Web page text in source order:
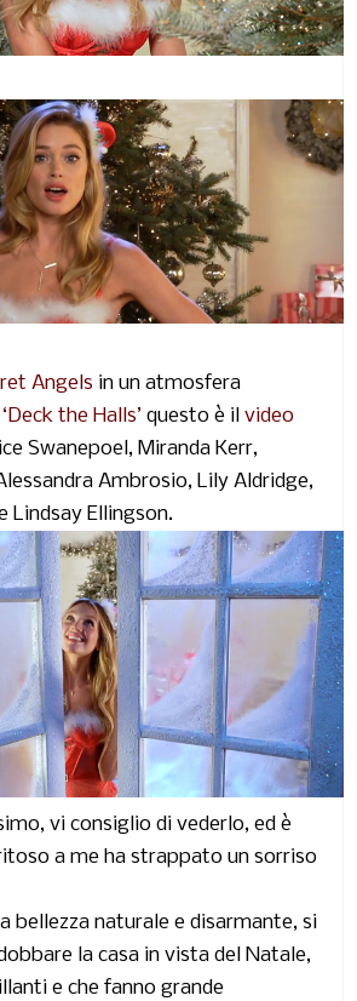
Angels in un atmosfera
‘Deck the Halls’questo è ilvideo
Swanepoel, Miranda Kerr,
Ambrosio, Lily Aldridge,
Lindsay Ellingson.
vi consiglio di vederlo, ed è
a me ha strappato un sorriso
bellezza naturale e disarmante, si
la casa in vista del Natale,
e che fanno grande